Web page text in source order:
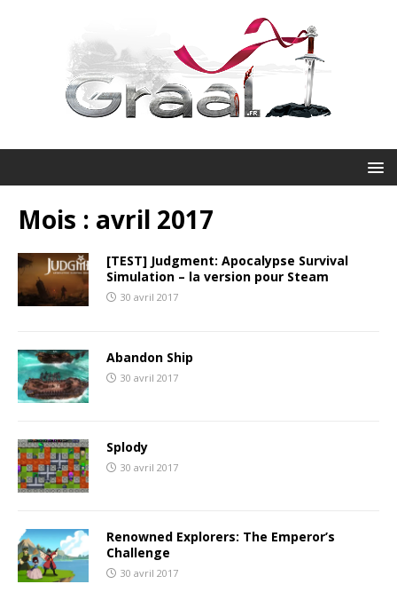
Mois : avril 2017
[TEST] Judgment: Apocalypse Survival
Simulation – la version pour Steam
30 avril 2017
Abandon Ship
30 avril 2017
Splody
30 avril 2017
Renowned Explorers: The Emperor’s
Challenge
30 avril 2017